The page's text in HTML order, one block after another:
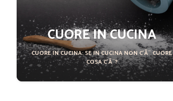
CUORE IN CUCINA
CUORE IN CUCINA: SE IN CUCINA NON C'Ã¨ CUORE
COSA C'Ã¨?